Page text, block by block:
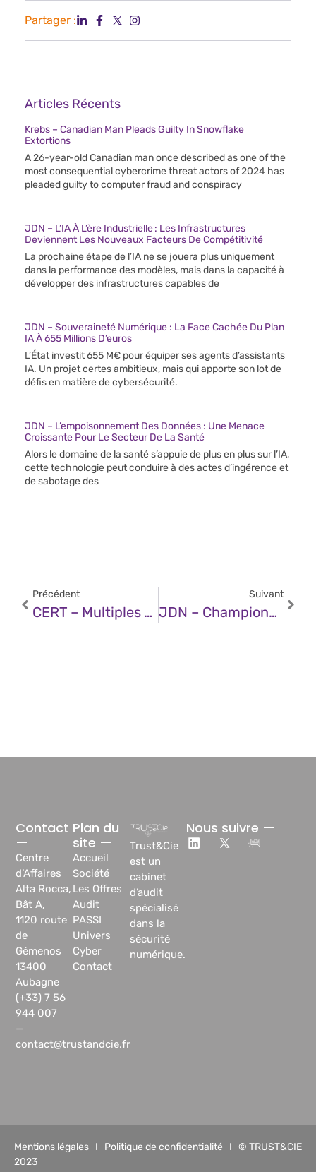
Partager :
Articles Récents
Krebs – Canadian Man Pleads Guilty In Snowflake
Extortions
A 26-year-old Canadian man once described as one of the
most consequential cybercrime threat actors of 2024 has
pleaded guilty to computer fraud and conspiracy
JDN – L’IA À L’ère Industrielle : Les Infrastructures
Deviennent Les Nouveaux Facteurs De Compétitivité
La prochaine étape de l’IA ne se jouera plus uniquement
dans la performance des modèles, mais dans la capacité à
développer des infrastructures capables de
JDN – Souveraineté Numérique : La Face Cachée Du Plan
IA À 655 Millions D’euros
L’État investit 655 M€ pour équiper ses agents d’assistants
IA. Un projet certes ambitieux, mais qui apporte son lot de
défis en matière de cybersécurité.
JDN – L’empoisonnement Des Données : Une Menace
Croissante Pour Le Secteur De La Santé
Alors le domaine de la santé s’appuie de plus en plus sur l’IA,
cette technologie peut conduire à des actes d’ingérence et
de sabotage des
Précédent
CERT – Multiples Vulnérabilités Dans Les Produits IBM (31 Janvier 2025)
Suivant
JDN – Champions Européens De L’IA : Visez L’international Pour Ne Pas Décrocher
Trust&Cie
est un
cabinet
d’audit
spécialisé
dans la
sécurité
numérique.
Plan du
site —
Accueil
Société
Les Offres
Audit
PASSI
Univers
Cyber
Contact
Contact
—
Centre
d’Affaires
Alta Rocca,
Bât A,
1120 route
de
Gémenos
13400
Aubagne
(+33) 7 56
944 007
—
contact@trustandcie.fr
Nous suivre —
Mentions légales I Politique de confidentialité I © TRUST&CIE
2023